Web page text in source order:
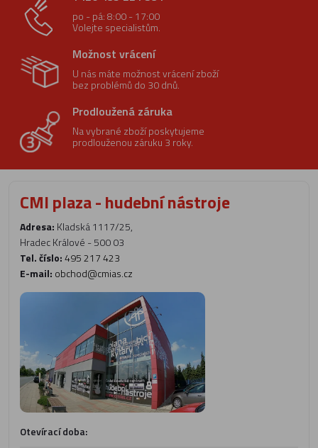
po - pá: 8:00 - 17:00
Volejte specialistům.
Možnost vrácení
U nás máte možnost vrácení zboží
bez problémů do 30 dnů.
Prodloužená záruka
Na vybrané zboží poskytujeme
prodlouženou záruku 3 roky.
CMI plaza - hudební nástroje
Adresa: Kladská 1117/25,
Hradec Králové - 500 03
Tel. číslo:495 217 423
E-mail: obchod@cmias.cz
Otevírací doba: